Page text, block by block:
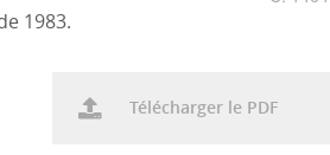
1983.
Télécharger le PDF